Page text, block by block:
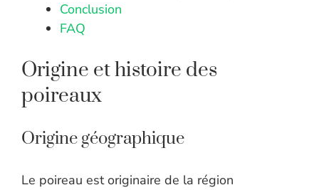
Conclusion
FAQ
Origine et histoire des
poireaux
Origine géographique
Le poireau est originaire de la région